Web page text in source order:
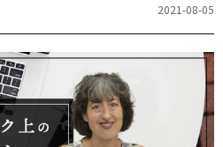
遣いは相手に悪い印象を与えること
ス関係を維持しながら、冷静にクレ
て重要です。この記事では、苦情メ
意について詳しく探ります。
2021-08-05